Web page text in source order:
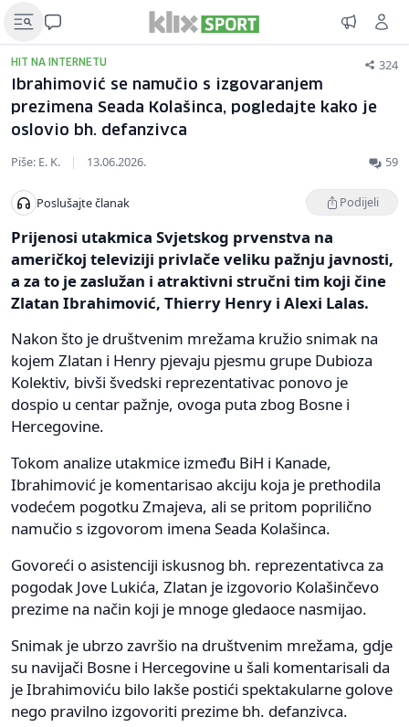
HIT NA INTERNETU 324
Ibrahimović se namučio s izgovaranjem
prezimena Seada Kolašinca, pogledajte kako je
oslovio bh. defanzivca
Piše: E. K. | 13.06.2026. 59
Poslušajte članak Podijeli
Prijenosi utakmica Svjetskog prvenstva na
američkoj televiziji privlače veliku pažnju javnosti,
a za to je zaslužan i atraktivni stručni tim koji čine
Zlatan Ibrahimović, Thierry Henry i Alexi Lalas.
Nakon što je društvenim mrežama kružio snimak na
kojem Zlatan i Henry pjevaju pjesmu grupe Dubioza
Kolektiv, bivši švedski reprezentativac ponovo je
dospio u centar pažnje, ovoga puta zbog Bosne i
Hercegovine.
Tokom analize utakmice između BiH i Kanade,
Ibrahimović je komentarisao akciju koja je prethodila
vodećem pogotku Zmajeva, ali se pritom poprilično
namučio s izgovorom imena Seada Kolašinca.
Govoreći o asistenciji iskusnog bh. reprezentativca za
pogodak Jove Lukića, Zlatan je izgovorio Kolašinčevo
prezime na način koji je mnoge gledaoce nasmijao.
Snimak je ubrzo završio na društvenim mrežama, gdje
su navijači Bosne i Hercegovine u šali komentarisali da
je Ibrahimoviću bilo lakše postići spektakularne golove
nego pravilno izgovoriti prezime bh. defanzivca.